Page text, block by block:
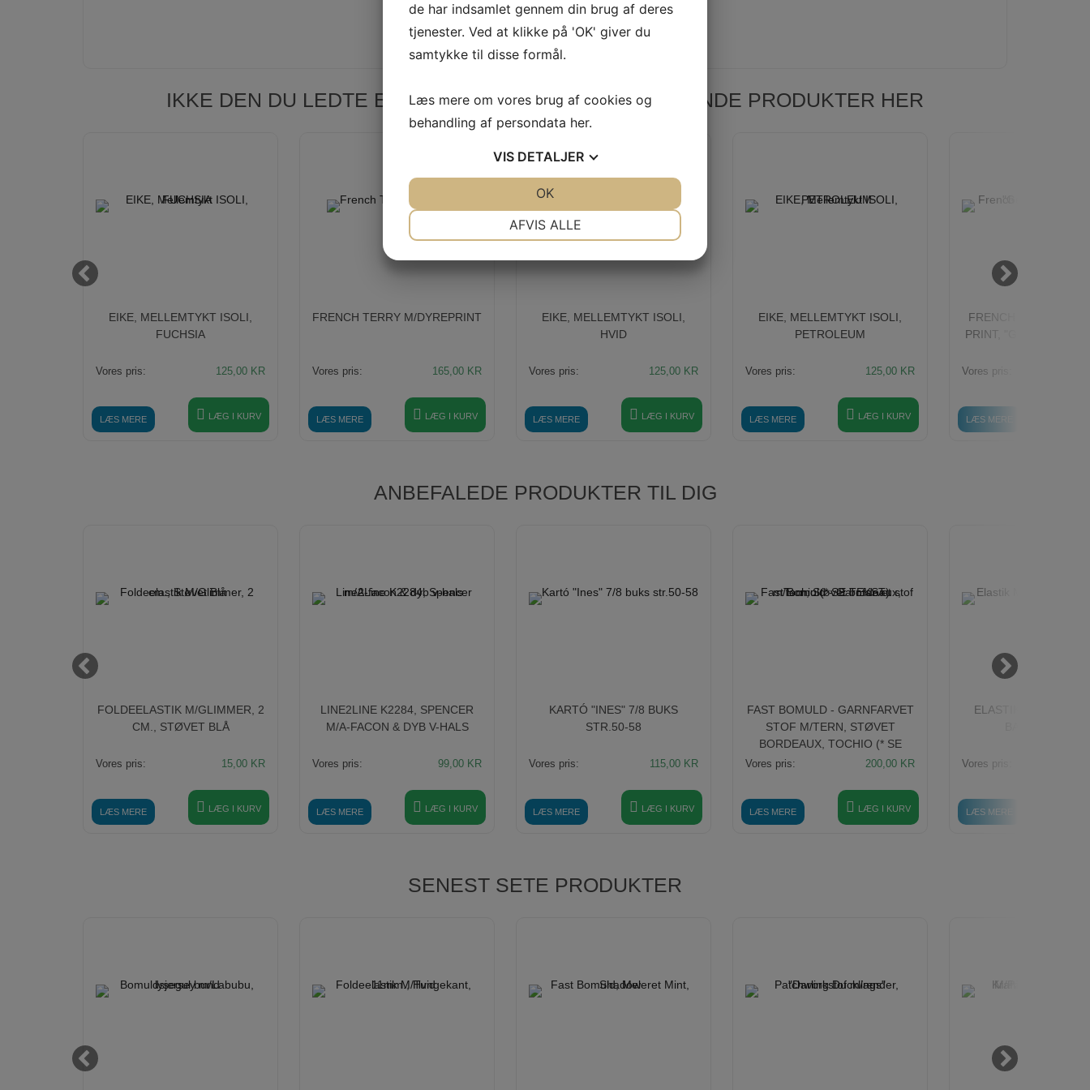
IKKE DEN DU LEDTE EFTER, SE VORES ANDRE LIGNENDE PRODUKTER HER
EIKE, MELLEMTYKT ISOLI,
FUCHSIA
LÆS MERE
Vores pris: 125,00 KR
LÆG I KURV
FRENCH TERRY M/DYREPRINT
LÆS MERE
Vores pris: 165,00 KR
LÆG I KURV
EIKE, MELLEMTYKT ISOLI,
HVID
LÆS MERE
Vores pris: 125,00 KR
LÆG I KURV
EIKE, MELLEMTYKT ISOLI,
PETROLEUM
LÆS MERE
Vores pris: 125,00 KR
LÆG I KURV
FRENCH TERRY M/
PRINT, "GEOLUXE
LÆS MERE
Vores pris:
ANBEFALEDE PRODUKTER TIL DIG
FOLDEELASTIK M/GLIMMER, 2
CM., STØVET BLÅ
LÆS MERE
Vores pris: 15,00 KR
LÆG I KURV
LINE2LINE K2284, SPENCER
M/A-FACON & DYB V-HALS
LÆS MERE
Vores pris: 99,00 KR
LÆG I KURV
KARTÓ "INES" 7/8 BUKS
STR.50-58
LÆS MERE
Vores pris: 115,00 KR
LÆG I KURV
FAST BOMULD - GARNFARVET
STOF M/TERN, STØVET
BORDEAUX, TOCHIO (* SE
LÆS MERE
Vores pris: 200,00 KR
LÆG I KURV
ELASTIK M/
LÆS MERE
Vores pris:
SENEST SETE PRODUKTER
de har indsamlet gennem din brug af deres
tjenester. Ved at klikke på 'OK' giver du
samtykke til disse formål.
Læs mere om vores brug af cookies og
behandling af persondata her.
VIS DETALJER
AFVIS ALLE
OK